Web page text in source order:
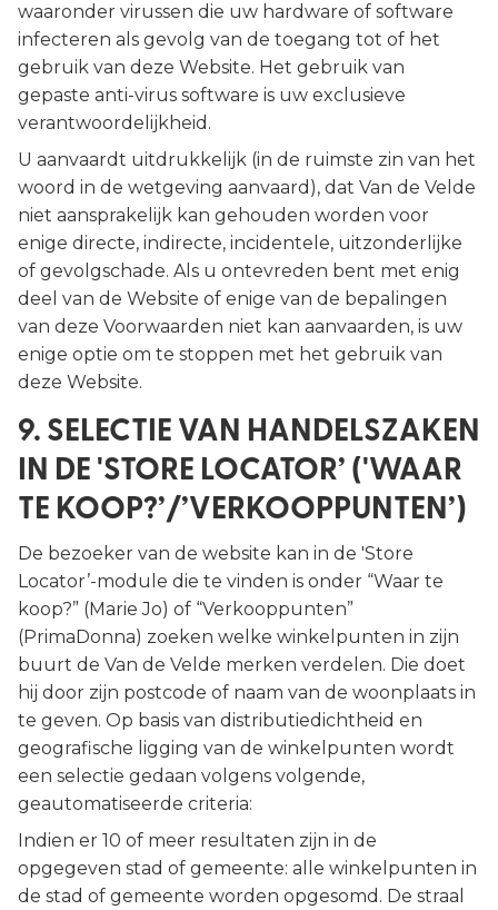
waaronder virussen die uw hardware of software
infecteren als gevolg van de toegang tot of het
gebruik van deze Website. Het gebruik van
gepaste anti-virus software is uw exclusieve
verantwoordelijkheid.
U aanvaardt uitdrukkelijk (in de ruimste zin van het
woord in de wetgeving aanvaard), dat Van de Velde
niet aansprakelijk kan gehouden worden voor
enige directe, indirecte, incidentele, uitzonderlijke
of gevolgschade. Als u ontevreden bent met enig
deel van de Website of enige van de bepalingen
van deze Voorwaarden niet kan aanvaarden, is uw
enige optie om te stoppen met het gebruik van
deze Website.
9. SELECTIE VAN HANDELSZAKEN
IN DE 'STORE LOCATOR’ ('WAAR
TE KOOP?’/’VERKOOPPUNTEN’)
De bezoeker van de website kan in de 'Store
Locator’-module die te vinden is onder “Waar te
koop?” (Marie Jo) of “Verkooppunten”
(PrimaDonna) zoeken welke winkelpunten in zijn
buurt de Van de Velde merken verdelen. Die doet
hij door zijn postcode of naam van de woonplaats in
te geven. Op basis van distributiedichtheid en
geografische ligging van de winkelpunten wordt
een selectie gedaan volgens volgende,
geautomatiseerde criteria:
Indien er 10 of meer resultaten zijn in de
opgegeven stad of gemeente: alle winkelpunten in
de stad of gemeente worden opgesomd. De straal